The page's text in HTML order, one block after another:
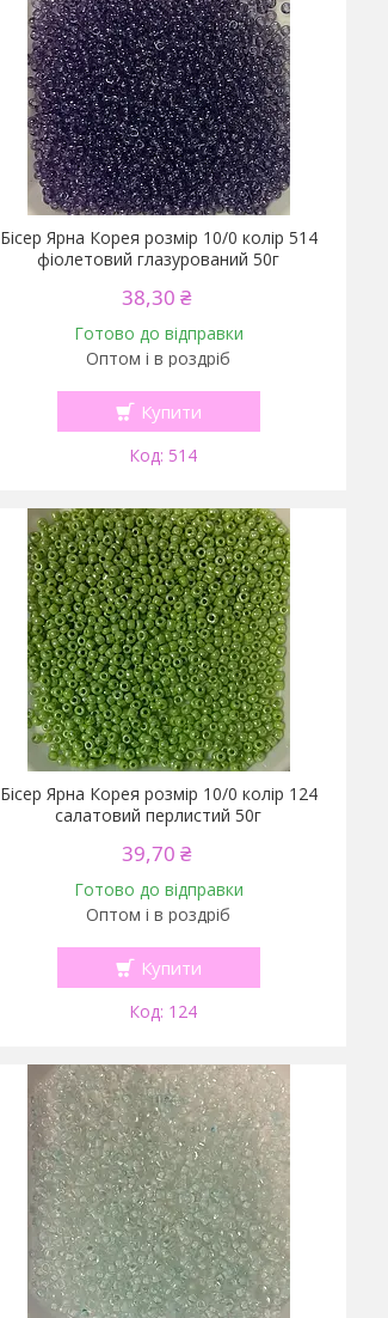
Бісер Ярна Корея розмір 10/0 колір 514
фіолетовий глазурований 50г
38,30 ₴
Готово до відправки
Оптом і в роздріб
Купити
514
Бісер Ярна Корея розмір 10/0 колір 124
салатовий перлистий 50г
39,70 ₴
Готово до відправки
Оптом і в роздріб
Купити
124